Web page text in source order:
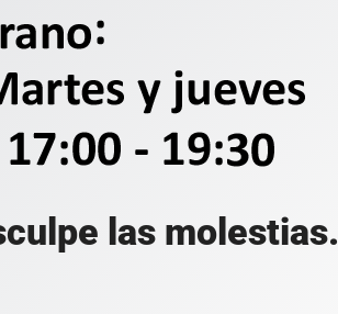
las molestias.